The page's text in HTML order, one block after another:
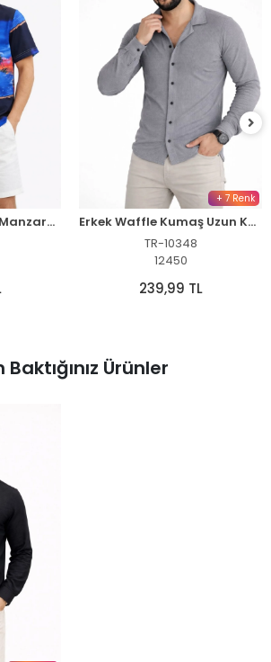
Erkek Tropikal Ada Manzara Desenli Kısa Kol Gömlek Hawaii Tarz Yazlık Rahat Kalıp - Desenli
+ 7 Renk
Erkek Waffle Kumaş Uzun Kollu Düğmeli Açık Yaka Regular Fit Gömlek - Füme
TR-10348
12450
239,99 TL
Baktığınız Ürünler